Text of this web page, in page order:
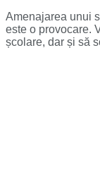
Amenajarea unui
este o provocare.
școlare, dar și să